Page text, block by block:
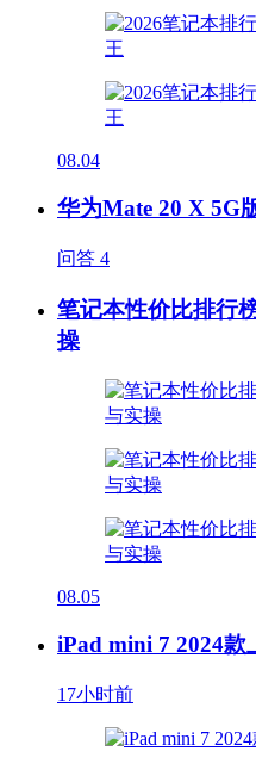
08.04
华为Mate 20 X 5G
问答 4
笔记本性价比排行
操
08.05
iPad mini 7 2024款
17小时前